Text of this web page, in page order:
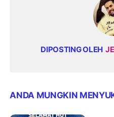
DIPOSTING OLEH
ANDA MUNGKIN